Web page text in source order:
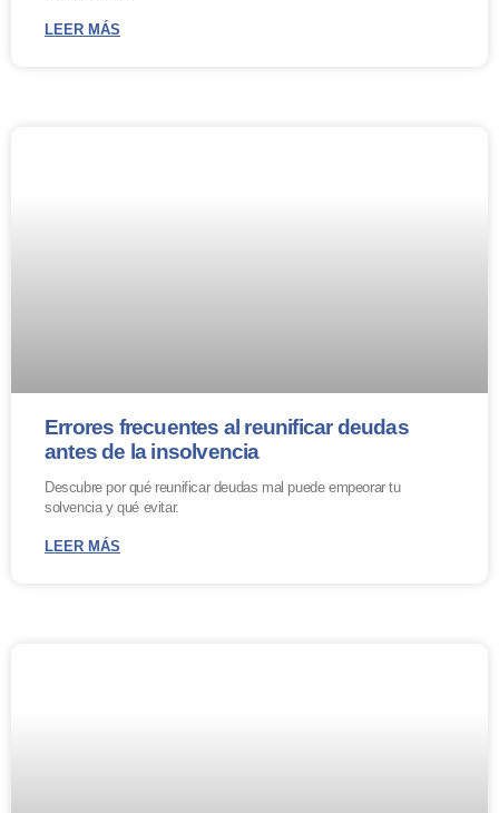
LEER MÁS
Errores frecuentes al reunificar deudas
antes de la insolvencia
Descubre por qué reunificar deudas mal puede empeorar tu
solvencia y qué evitar.
LEER MÁS